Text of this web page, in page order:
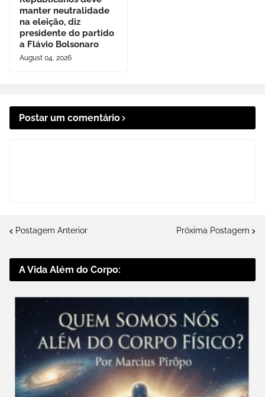
manter neutralidade
na eleição, diz
presidente do partido
a Flávio Bolsonaro
August 04, 2026
Postar um comentário
Postagem Anterior Próxima Postagem
A Vida Além do Corpo: